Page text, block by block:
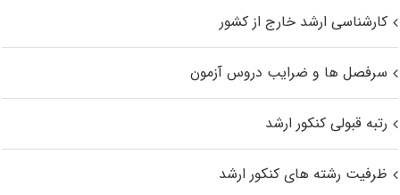
کارشناسی ارشد خارج از کشور
سرفصل ها و ضرایب دروس آزمون
رتبه قبولی کنکور ارشد
ظرفیت رشته های کنکور ارشد